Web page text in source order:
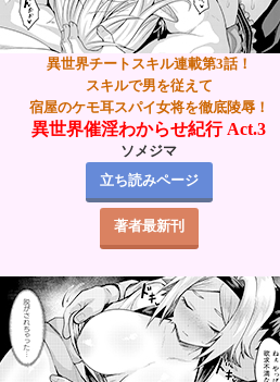
異世界チートスキル連載第3話！
スキルで男を従えて
宿屋のケモ耳スパイ女将を徹底陵辱！
異世界催淫わからせ紀行 Act.3
ソメジマ
立ち読みページ
著者最新刊